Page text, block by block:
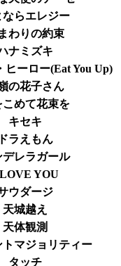
ならエレジー
わりの約束
ナミズキ
ヒーロー(Eat You Up)
の花子さん
こめて花束を
キセキ
ドラえもん
デレラガール
YOU
ウダージ
天城越え
天体観測
トマジョリティー
タッチ